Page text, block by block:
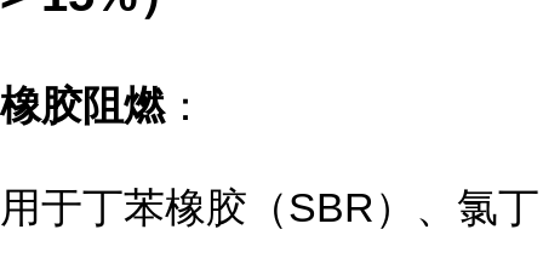
橡胶阻燃：
用于丁苯橡胶（SBR）、氯丁